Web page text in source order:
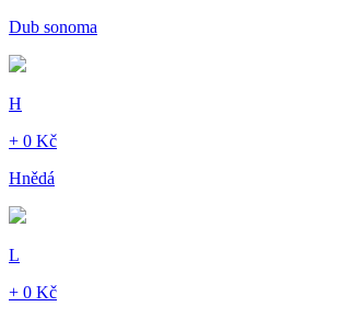
Dub sonoma
H
+ 0 Kč
Hnědá
L
+ 0 Kč